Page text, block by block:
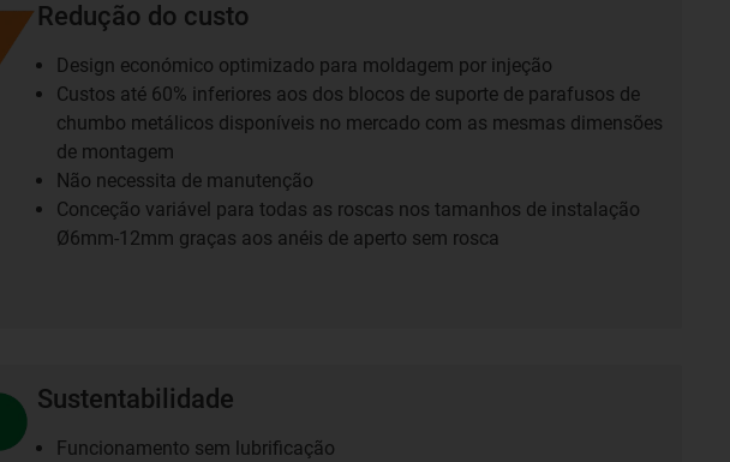
Redução do custo
Design económico optimizado para moldagem por injeção
Custos até 60% inferiores aos dos blocos de suporte de parafusos de
chumbo metálicos disponíveis no mercado com as mesmas dimensões
de montagem
Não necessita de manutenção
Conceção variável para todas as roscas nos tamanhos de instalação
Ø6mm-12mm graças aos anéis de aperto sem rosca
Sustentabilidade
Funcionamento sem lubrificação